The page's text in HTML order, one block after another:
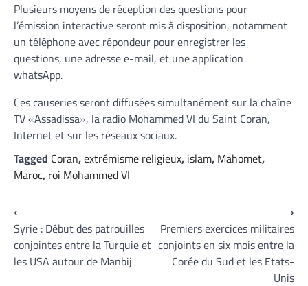
Plusieurs moyens de réception des questions pour
l’émission interactive seront mis à disposition, notamment
un téléphone avec répondeur pour enregistrer les
questions, une adresse e-mail, et une application
whatsApp.
Ces causeries seront diffusées simultanément sur la chaîne
TV «Assadissa», la radio Mohammed VI du Saint Coran,
Internet et sur les réseaux sociaux.
Tagged Coran,extrémisme religieux, islam, Mahomet,
Maroc, roi Mohammed VI
Navigation
de
l’article
⟵
Syrie : Début des patrouilles
conjointes entre la Turquie et
les USA autour de Manbij
Premiers exercices militaires
conjoints en six mois entre la
Corée du Sud et les Etats-
Unis
⟶